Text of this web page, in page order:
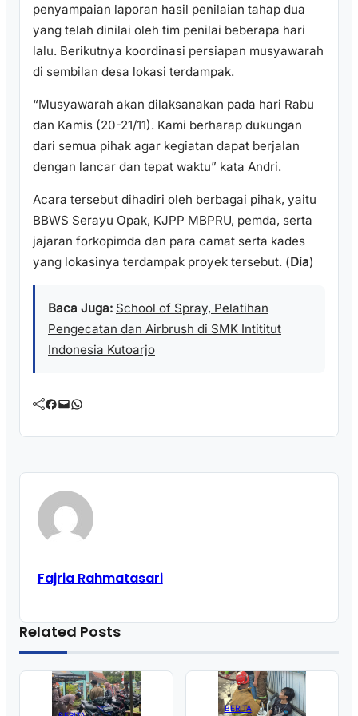
penyampaian laporan hasil penilaian tahap dua
yang telah dinilai oleh tim penilai beberapa hari
lalu. Berikutnya koordinasi persiapan musyawarah
di sembilan desa lokasi terdampak.
“Musyawarah akan dilaksanakan pada hari Rabu
dan Kamis (20-21/11). Kami berharap dukungan
dari semua pihak agar kegiatan dapat berjalan
dengan lancar dan tepat waktu” kata Andri.
Acara tersebut dihadiri oleh berbagai pihak, yaitu
BBWS Serayu Opak, KJPP MBPRU, pemda, serta
jajaran forkopimda dan para camat serta kades
yang lokasinya terdampak proyek tersebut. (Dia)
Baca Juga: School of Spray, Pelatihan
Pengecatan dan Airbrush di SMK Intititut
Indonesia Kutoarjo
Facebook Mail WhatsApp
Fajria Rahmatasari
Related Posts
BERITA